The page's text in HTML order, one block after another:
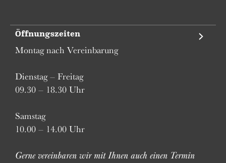
Öffnungszeiten
Montag nach Vereinbarung
Dienstag – Freitag
09.30 – 18.30 Uhr
Samstag
10.00 – 14.00 Uhr
Gerne vereinbaren wir mit Ihnen auch einen Termin